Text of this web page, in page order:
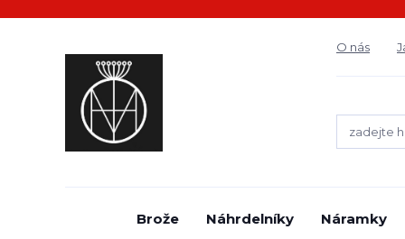
O nás
Brože Náhrdelníky Náramky